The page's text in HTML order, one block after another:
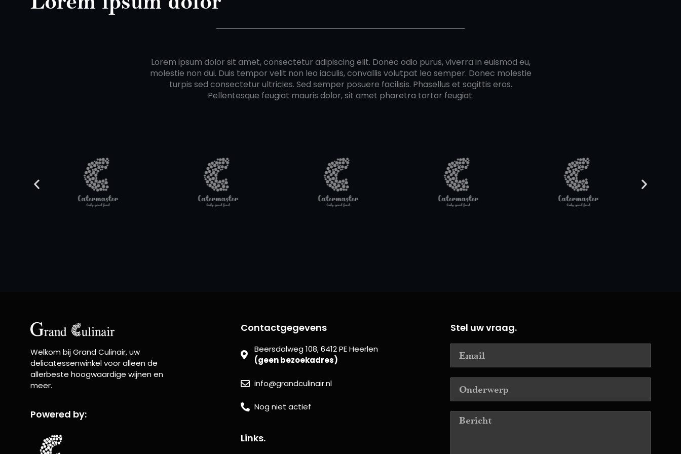
Lorem ipsum dolor sit amet, consectetur adipiscing elit. Donec odio purus, viverra in euismod eu,
molestie non dui. Duis tempor velit non leo iaculis, convallis volutpat leo semper. Donec molestie
turpis sed consectetur ultricies. Sed semper posuere facilisis. Phasellus et sagittis eros.
Pellentesque feugiat mauris dolor, sit amet pharetra tortor feugiat.
Welkom bij Grand Culinair, uw
delicatessenwinkel voor alleen de
allerbeste hoogwaardige wijnen en
meer.
Powered by:
Contactgegevens
Beersdalweg 108, 6412 PE Heerlen
(geen bezoekadres)
info@grandculinair.nl
Nog niet actief
Links.
Stel uw vraag.